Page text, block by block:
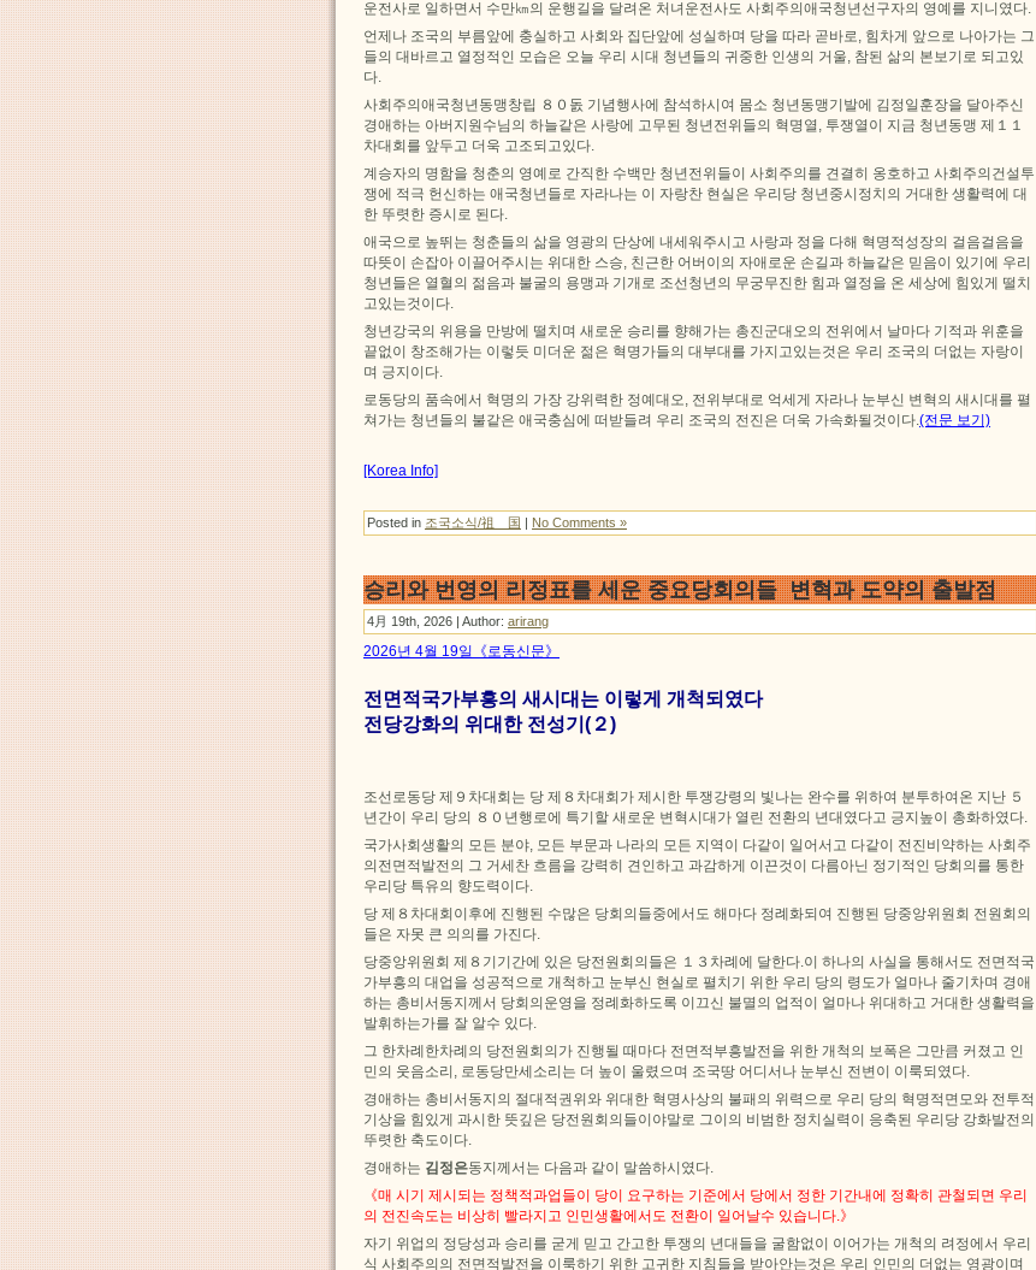
운전사로 일하면서 수만㎞의 운행길을 달려온 처녀운전사도 사회주의애국청년선구자의 영예를 지니였다.
언제나 조국의 부름앞에 충실하고 사회와 집단앞에 성실하며 당을 따라 곧바로, 힘차게 앞으로 나아가는 그
들의 대바르고 열정적인 모습은 오늘 우리 시대 청년들의 귀중한 인생의 거울, 참된 삶의 본보기로 되고있
다.
사회주의애국청년동맹창립 ８０돐 기념행사에 참석하시여 몸소 청년동맹기발에 김정일훈장을 달아주신
경애하는 아버지원수님의 하늘같은 사랑에 고무된 청년전위들의 혁명열, 투쟁열이 지금 청년동맹 제１１
차대회를 앞두고 더욱 고조되고있다.
계승자의 명함을 청춘의 영예로 간직한 수백만 청년전위들이 사회주의를 견결히 옹호하고 사회주의건설투
쟁에 적극 헌신하는 애국청년들로 자라나는 이 자랑찬 현실은 우리당 청년중시정치의 거대한 생활력에 대
한 뚜렷한 증시로 된다.
애국으로 높뛰는 청춘들의 삶을 영광의 단상에 내세워주시고 사랑과 정을 다해 혁명적성장의 걸음걸음을
따뜻이 손잡아 이끌어주시는 위대한 스승, 친근한 어버이의 자애로운 손길과 하늘같은 믿음이 있기에 우리
청년들은 열혈의 젊음과 불굴의 용맹과 기개로 조선청년의 무궁무진한 힘과 열정을 온 세상에 힘있게 떨치
고있는것이다.
청년강국의 위용을 만방에 떨치며 새로운 승리를 향해가는 총진군대오의 전위에서 날마다 기적과 위훈을
끝없이 창조해가는 이렇듯 미더운 젊은 혁명가들의 대부대를 가지고있는것은 우리 조국의 더없는 자랑이
며 긍지이다.
로동당의 품속에서 혁명의 가장 강위력한 정예대오, 전위부대로 억세게 자라나 눈부신 변혁의 새시대를 펼
쳐가는 청년들의 불같은 애국충심에 떠받들려 우리 조국의 전진은 더욱 가속화될것이다. (전문 보기)
[Korea Info]
Posted in 조국소식/祖 国 | No Comments »
승리와 번영의 리정표를 세운 중요당회의들 변혁과 도약의 출발점
4月 19th, 2026 | Author: arirang
2026년 4월 19일《로동신문》
전면적국가부흥의 새시대는 이렇게 개척되였다
전당강화의 위대한 전성기(２)
조선로동당 제９차대회는 당 제８차대회가 제시한 투쟁강령의 빛나는 완수를 위하여 분투하여온 지난 ５
년간이 우리 당의 ８０년행로에 특기할 새로운 변혁시대가 열린 전환의 년대였다고 긍지높이 총화하였다.
국가사회생활의 모든 분야, 모든 부문과 나라의 모든 지역이 다같이 일어서고 다같이 전진비약하는 사회주
의전면적발전의 그 거세찬 흐름을 강력히 견인하고 과감하게 이끈것이 다름아닌 정기적인 당회의를 통한
우리당 특유의 향도력이다.
당 제８차대회이후에 진행된 수많은 당회의들중에서도 해마다 정례화되여 진행된 당중앙위원회 전원회의
들은 자못 큰 의의를 가진다.
당중앙위원회 제８기기간에 있은 당전원회의들은 １３차례에 달한다.이 하나의 사실을 통해서도 전면적국
가부흥의 대업을 성공적으로 개척하고 눈부신 현실로 펼치기 위한 우리 당의 령도가 얼마나 줄기차며 경애
하는 총비서동지께서 당회의운영을 정례화하도록 이끄신 불멸의 업적이 얼마나 위대하고 거대한 생활력을
발휘하는가를 잘 알수 있다.
그 한차례한차례의 당전원회의가 진행될 때마다 전면적부흥발전을 위한 개척의 보폭은 그만큼 커졌고 인
민의 웃음소리, 로동당만세소리는 더 높이 울렸으며 조국땅 어디서나 눈부신 전변이 이룩되였다.
경애하는 총비서동지의 절대적권위와 위대한 혁명사상의 불패의 위력으로 우리 당의 혁명적면모와 전투적
기상을 힘있게 과시한 뜻깊은 당전원회의들이야말로 그이의 비범한 정치실력이 응축된 우리당 강화발전의
뚜렷한 축도이다.
경애하는 김정은동지께서는 다음과 같이 말씀하시였다.
《매 시기 제시되는 정책적과업들이 당이 요구하는 기준에서 당에서 정한 기간내에 정확히 관철되면 우리
의 전진속도는 비상히 빨라지고 인민생활에서도 전환이 일어날수 있습니다.》
자기 위업의 정당성과 승리를 굳게 믿고 간고한 투쟁의 년대들을 굴함없이 이어가는 개척의 려정에서 우리
식 사회주의의 전면적발전을 이룩하기 위한 고귀한 지침들을 받아안는것은 우리 인민의 더없는 영광이며